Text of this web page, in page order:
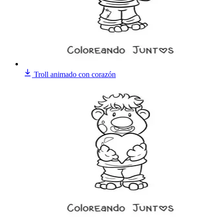
Troll animado con corazón